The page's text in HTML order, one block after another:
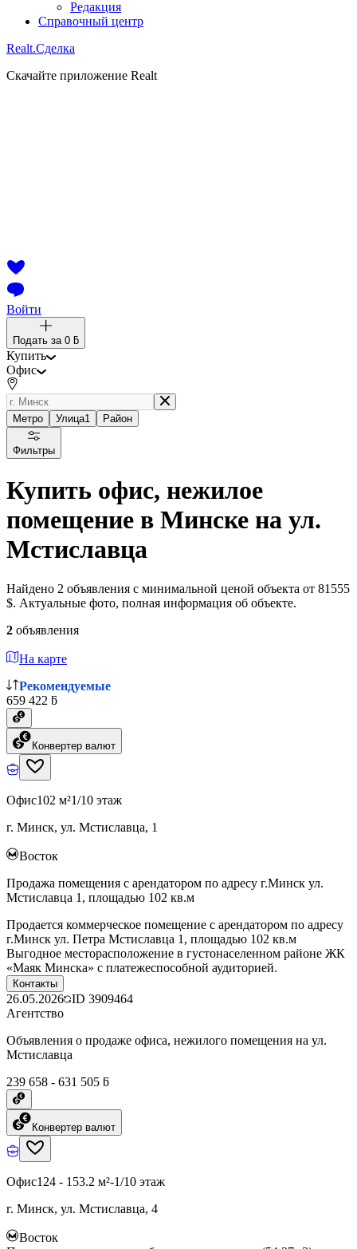
Редакция
Справочный центр
Realt.Сделка
Скачайте приложение Realt
Войти
Подать за 0 ƃ
Купить
Офис
Метро Улица1 Район
Фильтры
Купить офис, нежилое
помещение в Минске на ул.
Мстиславца
Найдено 2 объявления с минимальной ценой объекта от 81555
$. Актуальные фото, полная информация об объекте.
2 объявления
На карте
Рекомендуемые
659 422 ƃ
Конвертер валют
Офис102 м²1/10 этаж
г. Минск, ул. Мстиславца, 1
Восток
Продажа помещения с арендатором по адресу г.Минск ул.
Мстиславца 1, площадью 102 кв.м
Продается коммерческое помещение с арендатором по адресу
г.Минск ул. Петра Мстиславца 1, площадью 102 кв.м
Выгодное месторасположение в густонаселенном районе ЖК
«Маяк Минска» с платежеспособной аудиторией.
Контакты
26.05.2026 ID 3909464
Агентство
Объявления о продаже офиса, нежилого помещения на ул.
Мстиславца
239 658 - 631 505 ƃ
Конвертер валют
Офис124 - 153.2 м²-1/10 этаж
г. Минск, ул. Мстиславца, 4
Восток